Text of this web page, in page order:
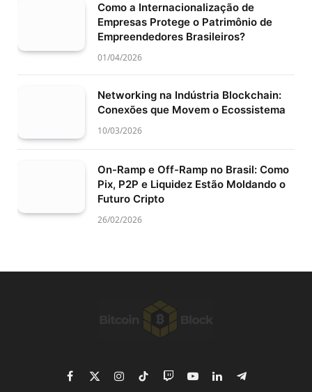
Como a Internacionalização de
Empresas Protege o Patrimônio de
Empreendedores Brasileiros?
01/04/2026
Networking na Indústria Blockchain:
Conexões que Movem o Ecossistema
10/03/2026
On-Ramp e Off-Ramp no Brasil: Como
Pix, P2P e Liquidez Estão Moldando o
Futuro Cripto
26/02/2026
Facebook
X
Instagram
TikTokTwitchYouTubeLinkedInTelegram